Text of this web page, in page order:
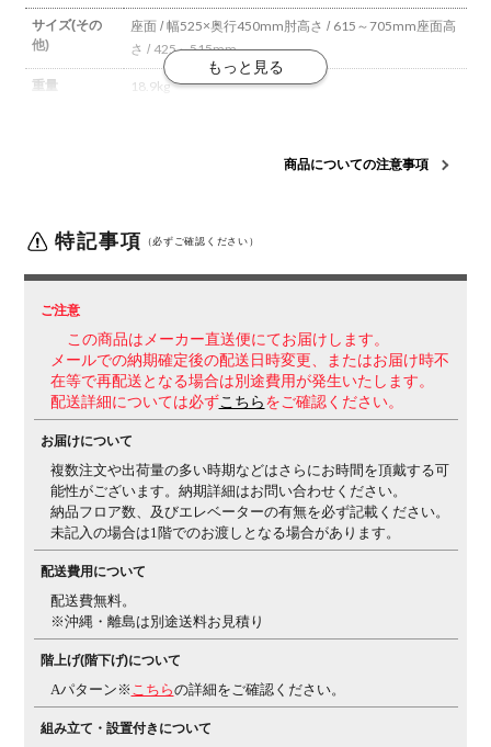
サイズ(その
他)
座面 / 幅525×奥行450mm肘高さ / 615～705mm座面高
さ / 425～515mm
重量 18.9kg
肘 / 強化ナイロン、ポリウレタンスキンモールド脚
フレームカラ
ー
ホワイト
背 ヘッドレスト付き張り地タイプ / クッション
座
固定肘
キャスター脚
キャスター 直径60mmポリウレタン巻きキャスター
機能・特徴 ・ガス圧昇降式・グライディング・メカ2層のメカの
組み合わせにより体のどんな動きにも追随。ブラン
コのようにゆらゆらと揺れては戻る動きで、 バラン
スを崩すことなく体を預けることができます。
す。太腿の裏側の圧迫が少なく座面奥行きの調整が必
要ありません。
アーム肘と背座は連動して動かない構造なので肘パ
ッドをグリップしながら
商品についての注意事項
特記事項 （必ずご確認ください）
ご注意
この商品はメーカー直送便にてお届けします。
メールでの納期確定後の配送日時変更、またはお届け時不
在等で再配送となる場合は別途費用が発生いたします。
配送詳細については必ずこちら をご確認ください。
お届けについて
複数注文や出荷量の多い時期などはさらにお時間を頂戴する可
能性がございます。納期詳細はお問い合わせください。
納品フロア数、及びエレベーターの有無を必ず記載ください。
未記入の場合は1階でのお渡しとなる場合があります。
配送費用について
配送費無料。
※沖縄・離島は別途送料お見積り
階上げ(階下げ)について
Aパターン※ こちらの詳細をご確認ください。
組み立て・設置付きについて